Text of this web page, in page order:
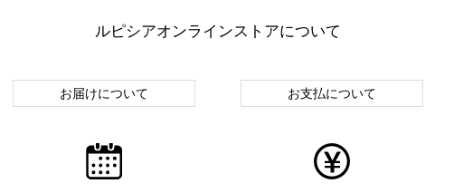
ルピシアオンラインストアについて
お届けについて お支払について